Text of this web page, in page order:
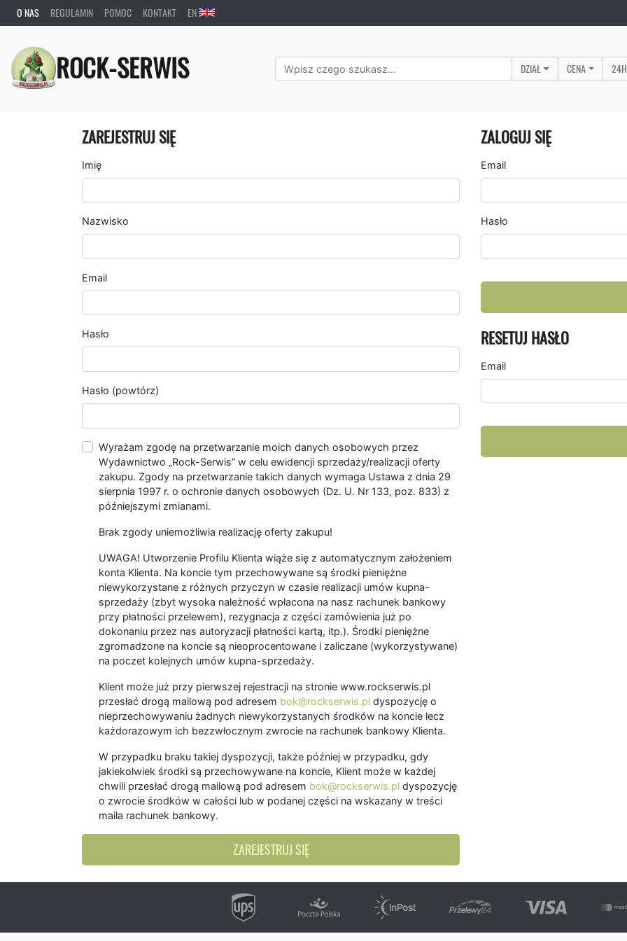
O NAS REGULAMIN POMOC KONTAKT EN
ROCK-SERWIS DZIAŁ CENA
ZAREJESTRUJ SIĘ
Imię
Nazwisko
Email
Hasło
Hasło (powtórz)
Wyrażam zgodę na przetwarzanie moich danych osobowych przez
Wydawnictwo „Rock-Serwis” w celu ewidencji sprzedaży/realizacji oferty
zakupu. Zgody na przetwarzanie takich danych wymaga Ustawa z dnia 29
sierpnia 1997 r. o ochronie danych osobowych (Dz. U. Nr 133, poz. 833) z
późniejszymi zmianami.
Brak zgody uniemożliwia realizację oferty zakupu!
UWAGA! Utworzenie Profilu Klienta wiąże się z automatycznym założeniem
konta Klienta. Na koncie tym przechowywane są środki pieniężne
niewykorzystane z różnych przyczyn w czasie realizacji umów kupna-
sprzedaży (zbyt wysoka należność wpłacona na nasz rachunek bankowy
przy płatności przelewem), rezygnacja z części zamówienia już po
dokonaniu przez nas autoryzacji płatności kartą, itp.). Środki pieniężne
zgromadzone na koncie są nieoprocentowane i zaliczane (wykorzystywane)
na poczet kolejnych umów kupna-sprzedaży.
Klient może już przy pierwszej rejestracji na stronie www.rockserwis.pl
przesłać drogą mailową pod adresem bok@rockserwis.pl dyspozycję o
nieprzechowywaniu żadnych niewykorzystanych środków na koncie lecz
każdorazowym ich bezzwłocznym zwrocie na rachunek bankowy Klienta.
W przypadku braku takiej dyspozycji, także później w przypadku, gdy
jakiekolwiek środki są przechowywane na koncie, Klient może w każdej
chwili przesłać drogą mailową pod adresem bok@rockserwis.pl dyspozycję
o zwrocie środków w całości lub w podanej części na wskazany w treści
maila rachunek bankowy.
ZAREJESTRUJ SIĘ
ZALOGUJ SIĘ
Email
Hasło
RESETUJ HASŁO
Email